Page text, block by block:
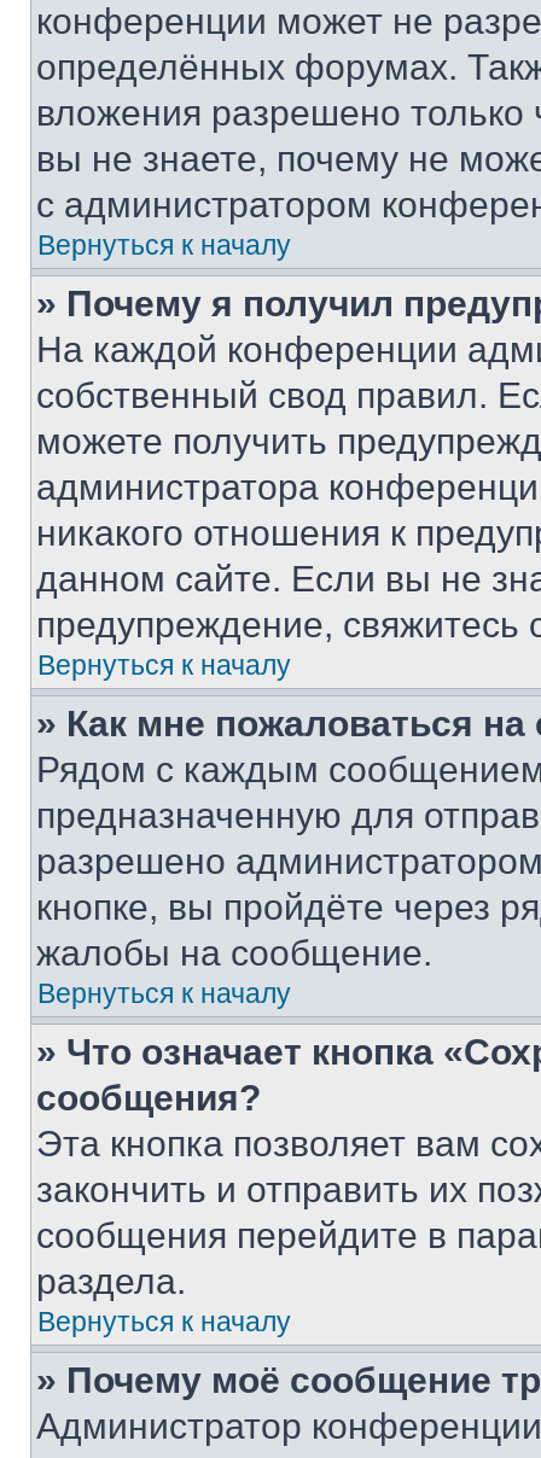
конференции может не
определённых форумах.
вложения разрешено
вы не знаете, почему не
с администратором
Вернуться к началу
» Почему я получил
На каждой конференции
собственный свод правил.
можете получить
администратора
никакого отношения к
данном сайте. Если вы не
предупреждение,
Вернуться к началу
» Как мне пожаловаться
Рядом с каждым сообщением
предназначенную для
разрешено
кнопке, вы пройдёте через
жалобы на сообщение.
Вернуться к началу
» Что означает кнопка
сообщения?
Эта кнопка позволяет вам
закончить и отправить их
сообщения перейдите в
раздела.
Вернуться к началу
» Почему моё сообщение
Администратор